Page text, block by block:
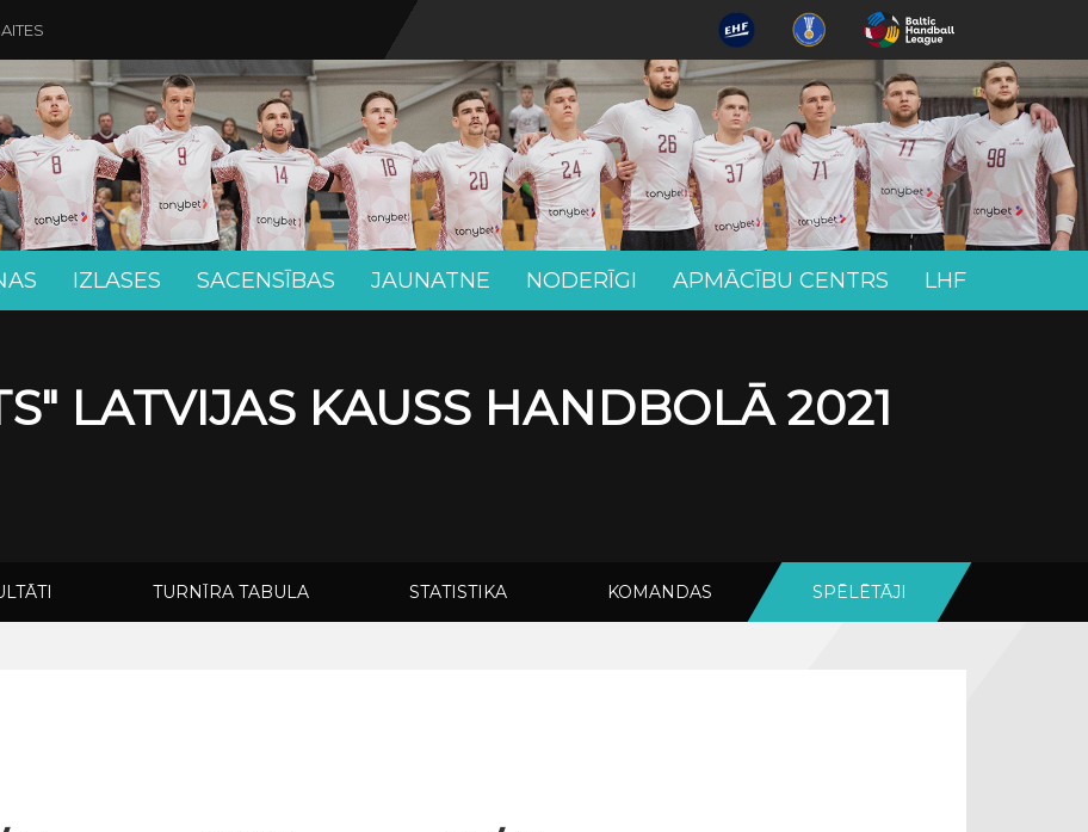
IZLASES SACENSĪBAS JAUNATNE NODERĪGI APMĀCĪBU CENTRS LHF
LATVIJAS KAUSS HANDBOLĀ 2021
TURNĪRA TABULA STATISTIKA KOMANDAS SPĒLĒTĀJI